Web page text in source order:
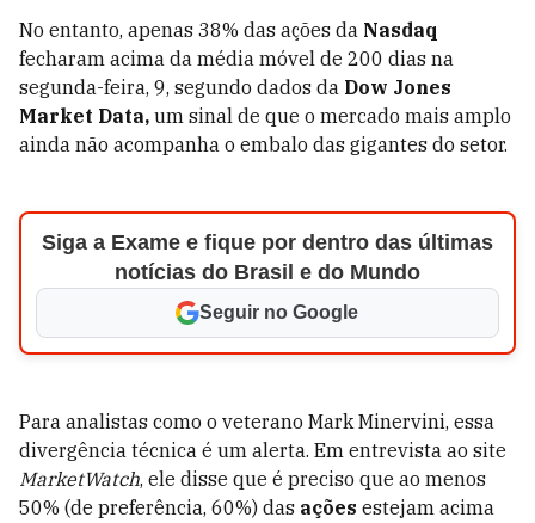
No entanto, apenas 38% das ações da Nasdaq
fecharam acima da média móvel de 200 dias na
segunda-feira, 9, segundo dados da Dow Jones
Market Data, um sinal de que o mercado mais amplo
ainda não acompanha o embalo das gigantes do setor.
Siga a Exame e fique por dentro das últimas
notícias do Brasil e do Mundo
Seguir no Google
Para analistas como o veterano Mark Minervini, essa
divergência técnica é um alerta. Em entrevista ao site
MarketWatch, ele disse que é preciso que ao menos
50% (de preferência, 60%) das ações estejam acima